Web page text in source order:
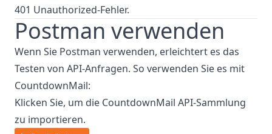
401 Unauthorized-Fehler.
Postman verwenden
Wenn Sie Postman verwenden, erleichtert es das
Testen von API-Anfragen. So verwenden Sie es mit
CountdownMail:
Klicken Sie, um die CountdownMail API-Sammlung
zu importieren.